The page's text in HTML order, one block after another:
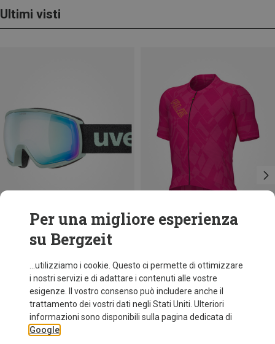
Ultimi visti
Risparmi 31%
Per una migliore esperienza
su Bergzeit
...utilizziamo i cookie. Questo ci permette di ottimizzare
i nostri servizi e di adattare i contenuti alle vostre
esigenze. Il vostro consenso può includere anche il
trattamento dei vostri dati negli Stati Uniti. Ulteriori
informazioni sono disponibili sulla pagina dedicata di
Google